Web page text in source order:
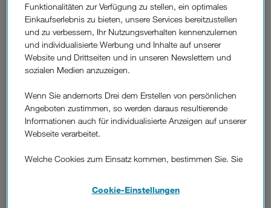
Weitere
Fragen
aus
dem
Bereich
"Allgemeines
Drei
TV"
Was ist TV-Streaming?
Welche Sender empfange ich mit Drei TV?
Wie lange kann ich Drei TV im Ausland
nutzen?
aufnehmen?
Bekomme ich bei Drei auch Fernsehen und
Funktionalitäten zur Verfügung zu stellen, ein optimales
Einkaufserlebnis zu bieten, unsere Services bereitzustellen
und zu verbessern, Ihr Nutzungsverhalten kennenzulernen
und individualisierte Werbung und Inhalte auf unserer
Website und Drittseiten und in unseren Newslettern und
sozialen Medien anzuzeigen.
Wenn Sie andernorts Drei dem Erstellen von persönlichen
Angeboten zustimmen, so werden daraus resultierende
Informationen auch für individualisierte Anzeigen auf unserer
Webseite verarbeitet.
Welche Cookies zum Einsatz kommen, bestimmen Sie. Sie
Cookie-Einstellungen